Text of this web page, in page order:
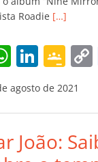
ro
o
m
Roadie […]
W
h
at
s
A
Li
n
k
e
dI
G
o
o
gl
e
agosto de 2021
João: